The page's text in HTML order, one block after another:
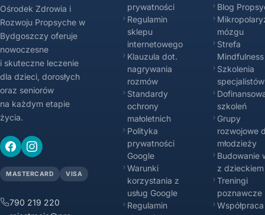
Ośrodek Zdrowia i
Rozwoju Propsyche w
Bydgoszczy oferuje
nowoczesne
i skuteczne leczenie
dla dzieci, dorosłych
oraz seniorów
na każdym etapie
życia.
MASTERCARD VISA
790 219 220
prywatności
Regulamin
sklepu
internetowego
Klauzula dot.
nagrywania
rozmów
Standardy
ochrony
małoletnich
Polityka
prywatności
Google
Warunki
korzystania z
usług Google
Regulamin
Blog
mózgu
Strefa
Mindfulness
Szkolenia
specjalistów
szkoleń
Grupy
rozwojowe
młodzieży
Budowanie
z dzieckiem
Treningi
poznawcze
Współpraca